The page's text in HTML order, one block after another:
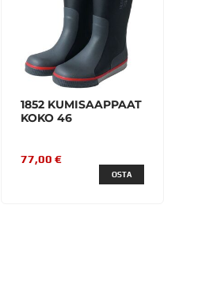
1852 KUMISAAPPAAT
KOKO 46
77,00 €
OSTA